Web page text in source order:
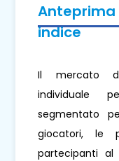
Anteprima
indice
Il mercato
individuale
segmentato
giocatori, le
partecipanti al